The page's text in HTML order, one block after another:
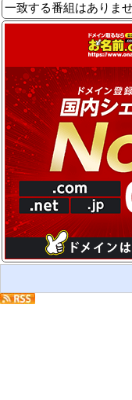
一致する番組はありま